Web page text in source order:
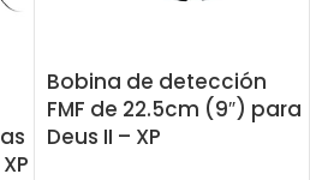
Bobina de detección
FMF de 22.5cm (9″) para
Deus II – XP